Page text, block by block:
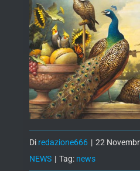
Di redazione666 | 22
NEWS | Tag: news